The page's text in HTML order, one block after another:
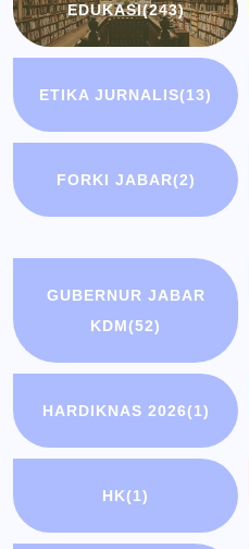
EDUKASI(243)
ETIKA JURNALIS(13)
FORKI JABAR(2)
GUBERNUR JABAR
KDM(52)
HARDIKNAS 2026(1)
HK(1)